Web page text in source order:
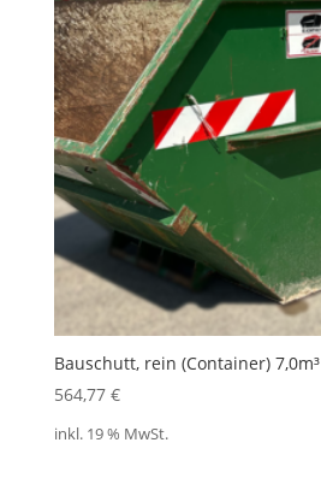
Bauschutt, rein (Container) 7,0m³
564,77 €
inkl. 19 % MwSt.